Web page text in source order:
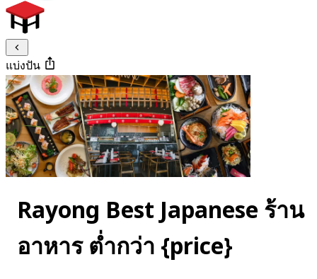
แบ่งปัน
Rayong Best Japanese ร้าน
อาหาร ต่ำกว่า {price}